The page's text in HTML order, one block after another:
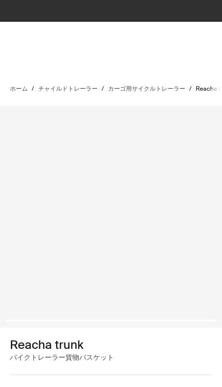
ホーム / チャイルドトレーラー / カーゴ用サイクルトレーラー / Reacha
Reacha trunk
バイクトレーラー貨物バスケット